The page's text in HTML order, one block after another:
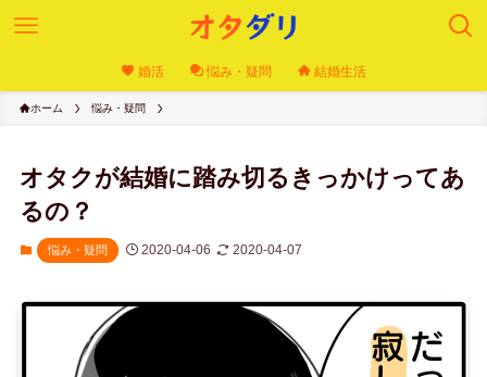
婚活 悩み・疑問 結婚生活
ホーム 悩み・疑問
オタクが結婚に踏み切るきっかけってあ
るの？
悩み・疑問 2020-04-06 2020-04-07